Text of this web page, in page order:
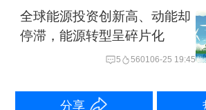
从长期来看，若美伊军事
复，全球产业链将经历适
调整。霍尔木兹海峡这一
全球能源投资创新高、动能却
停滞，能源转型呈碎片化
5 560106-25 19:45
分享